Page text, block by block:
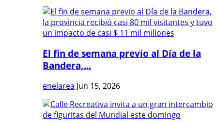
El fin de semana previo al Día de la
Bandera,...
enelarea Jun 15, 2026